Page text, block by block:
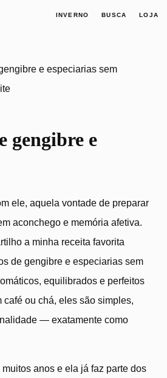
INVERNO BUSCA LOJA
gengibre e
gengibre e
ele, aquela vontade de preparar
aconchego e memória afetiva.
a minha receita favorita
de gengibre e especiarias sem
equilibrados e perfeitos
café ou chá, eles são simples,
— exatamente como
anos e ela já faz parte dos
×